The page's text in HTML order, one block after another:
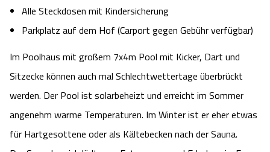
Alle Steckdosen mit Kindersicherung
Parkplatz auf dem Hof (Carport gegen Gebühr verfügbar)
Im Poolhaus mit großem 7x4m Pool mit Kicker, Dart und
Sitzecke können auch mal Schlechtwettertage überbrückt
werden. Der Pool ist solarbeheizt und erreicht im Sommer
angenehm warme Temperaturen. Im Winter ist er eher etwas
für Hartgesottene oder als Kältebecken nach der Sauna.